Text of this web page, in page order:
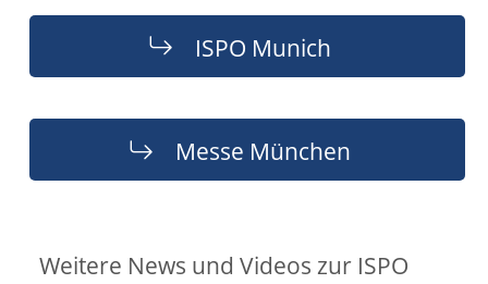
ISPO Munich
Messe München
Weitere News und Videos zur ISPO